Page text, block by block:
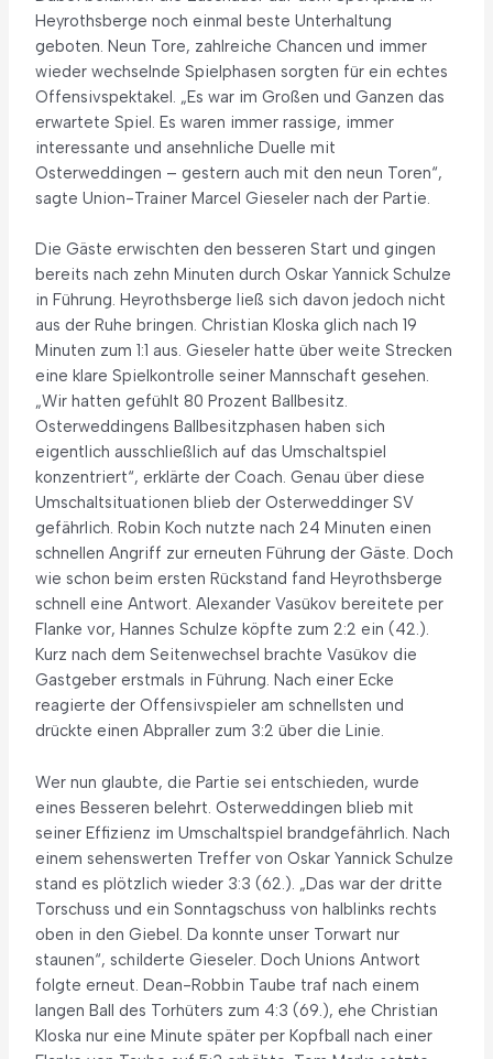
Heyrothsberge noch einmal beste Unterhaltung
geboten. Neun Tore, zahlreiche Chancen und immer
wieder wechselnde Spielphasen sorgten für ein echtes
Offensivspektakel. „Es war im Großen und Ganzen das
erwartete Spiel. Es waren immer rassige, immer
interessante und ansehnliche Duelle mit
Osterweddingen – gestern auch mit den neun Toren“,
sagte Union-Trainer Marcel Gieseler nach der Partie.
Die Gäste erwischten den besseren Start und gingen
bereits nach zehn Minuten durch Oskar Yannick Schulze
in Führung. Heyrothsberge ließ sich davon jedoch nicht
aus der Ruhe bringen. Christian Kloska glich nach 19
Minuten zum 1:1 aus. Gieseler hatte über weite Strecken
eine klare Spielkontrolle seiner Mannschaft gesehen.
„Wir hatten gefühlt 80 Prozent Ballbesitz.
Osterweddingens Ballbesitzphasen haben sich
eigentlich ausschließlich auf das Umschaltspiel
konzentriert“, erklärte der Coach. Genau über diese
Umschaltsituationen blieb der Osterweddinger SV
gefährlich. Robin Koch nutzte nach 24 Minuten einen
schnellen Angriff zur erneuten Führung der Gäste. Doch
wie schon beim ersten Rückstand fand Heyrothsberge
schnell eine Antwort. Alexander Vasükov bereitete per
Flanke vor, Hannes Schulze köpfte zum 2:2 ein (42.).
Kurz nach dem Seitenwechsel brachte Vasükov die
Gastgeber erstmals in Führung. Nach einer Ecke
reagierte der Offensivspieler am schnellsten und
drückte einen Abpraller zum 3:2 über die Linie.
Wer nun glaubte, die Partie sei entschieden, wurde
eines Besseren belehrt. Osterweddingen blieb mit
seiner Effizienz im Umschaltspiel brandgefährlich. Nach
einem sehenswerten Treffer von Oskar Yannick Schulze
stand es plötzlich wieder 3:3 (62.). „Das war der dritte
Torschuss und ein Sonntagschuss von halblinks rechts
oben in den Giebel. Da konnte unser Torwart nur
staunen“, schilderte Gieseler. Doch Unions Antwort
folgte erneut. Dean-Robbin Taube traf nach einem
langen Ball des Torhüters zum 4:3 (69.), ehe Christian
Kloska nur eine Minute später per Kopfball nach einer